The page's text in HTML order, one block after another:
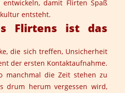
damit Flirten Spaß
entsteht.
Flirtens ist das
die sich treffen, Unsicherheit
der ersten Kontaktaufnahme.
manchmal die Zeit stehen zu
drum herum vergessen wird,